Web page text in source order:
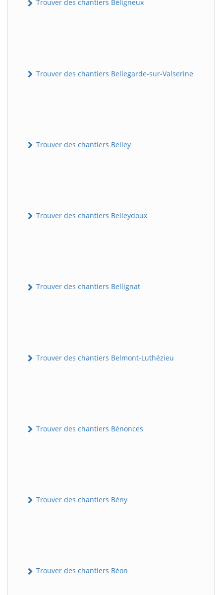
Trouver des chantiers Béligneux
Trouver des chantiers Bellegarde-sur-Valserine
Trouver des chantiers Belley
Trouver des chantiers Belleydoux
Trouver des chantiers Bellignat
Trouver des chantiers Belmont-Luthézieu
Trouver des chantiers Bénonces
Trouver des chantiers Bény
Trouver des chantiers Béon